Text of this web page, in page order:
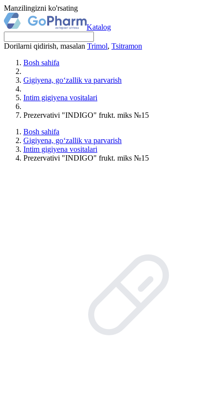
Manzilingizni ko'rsating
Katalog
Dorilarni qidirish, masalan Trimol, Tsitramon
Bosh sahifa
Gigiyena, go‘zallik va parvarish
Intim gigiyena vositalari
Prezervativi "INDIGO" frukt. miks №15
Bosh sahifa
Gigiyena, go‘zallik va parvarish
Intim gigiyena vositalari
Prezervativi "INDIGO" frukt. miks №15